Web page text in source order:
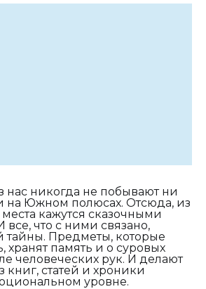
нас никогда не побывают ни
на Южном полюсах. Отсюда, из
места кажутся сказочными
что с ними связано,
тайны. Предметы, которые
хранят память и о суровых
человеческих рук. И делают
статей и хроники
уровне.